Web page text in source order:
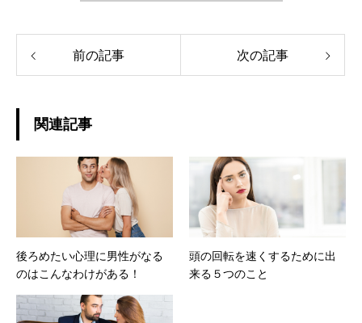
前の記事 次の記事
関連記事
後ろめたい心理に男性がなる
のはこんなわけがある！
頭の回転を速くするために出
来る５つのこと